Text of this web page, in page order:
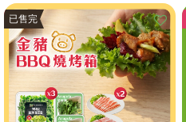
9 折
已售完